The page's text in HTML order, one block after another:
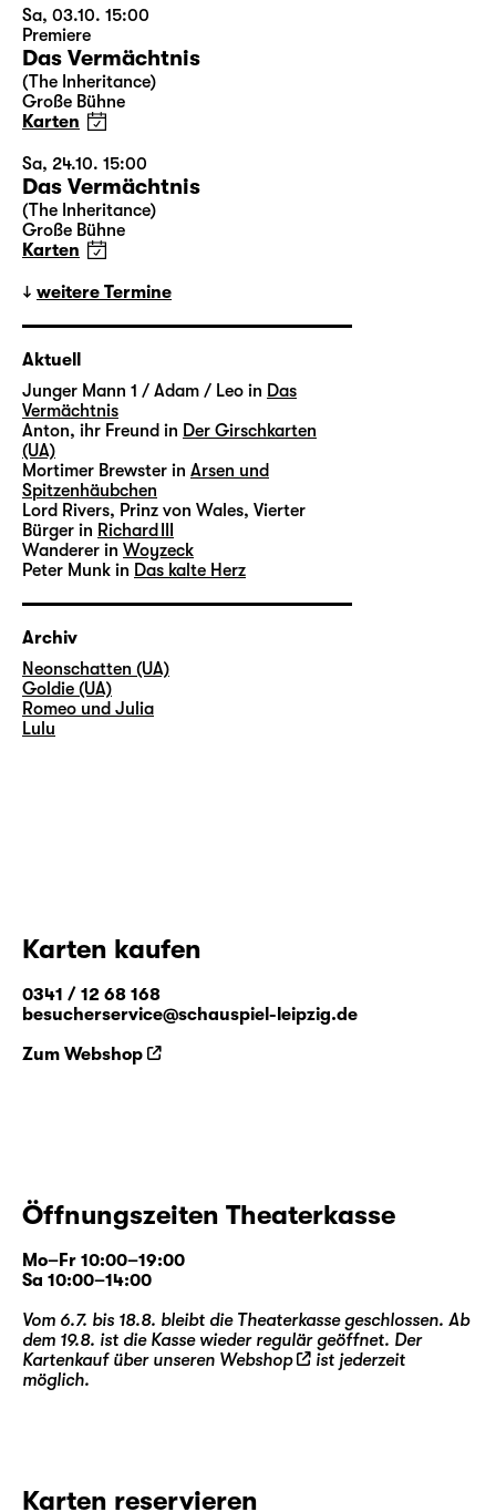
Sa, 03.10. 15:00
Premiere
Das Vermächtnis
(The Inheritance)
Große Bühne
Karten
Sa, 24.10. 15:00
Das Vermächtnis
(The Inheritance)
Große Bühne
Karten
weitere Termine
Aktuell
Junger Mann 1 / Adam / Leo in Das
Vermächtnis
Anton, ihr Freund in Der Girschkarten
(UA)
Mortimer Brewster in Arsen und
Spitzenhäubchen
Lord Rivers, Prinz von Wales, Vierter
Bürger in Richard III
Wanderer in Woyzeck
Peter Munk in Das kalte Herz
Archiv
Neonschatten (UA)
Goldie (UA)
Romeo und Julia
Lulu
Karten kaufen
0341 / 12 68 168
besucherservice@schauspiel-leipzig.de
Zum Webshop
Öffnungszeiten Theaterkasse
Mo–Fr 10:00–19:00
Sa 10:00–14:00
Vom 6.7. bis 18.8. bleibt die Theaterkasse geschlossen. Ab
dem 19.8. ist die Kasse wieder regulär geöffnet. Der
Kartenkauf über unseren Webshop
ist jederzeit
möglich.
Karten reservieren